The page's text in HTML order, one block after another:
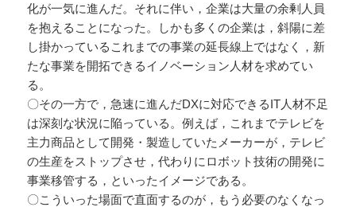
化が一気に進んだ。それに伴い，企業は大量の余剰人員
を抱えることになった。しかも多くの企業は，斜陽に差
し掛かっているこれまでの事業の延長線上ではなく，新
たな事業を開拓できるイノベーション人材を求めてい
る。
〇その一方で，急速に進んだDXに対応できるIT人材不足
は深刻な状況に陥っている。例えば，これまでテレビを
主力商品として開発・製造していたメーカーが，テレビ
の生産をストップさせ，代わりにロボット技術の開発に
事業移管する，といったイメージである。
〇こういった場面で直面するのが，もう必要のなくなっ